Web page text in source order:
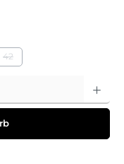
Option ist zurzeit nicht
42
(Diese Option ist zurzeit nicht